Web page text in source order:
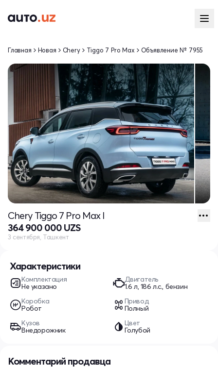
Характеристики
Комплектация
Не указано
Двигатель
1.6 л, 186 л.с., бензин
Коробка
Робот
Привод
Полный
Кузов
Внедорожник
Цвет
Голубой
Главная Новая Chery Tiggo 7 Pro Max Объявление № 7955
Chery Tiggo 7 Pro Max I
364 900 000 UZS
3 сентября, Ташкент
Комментарий продавца